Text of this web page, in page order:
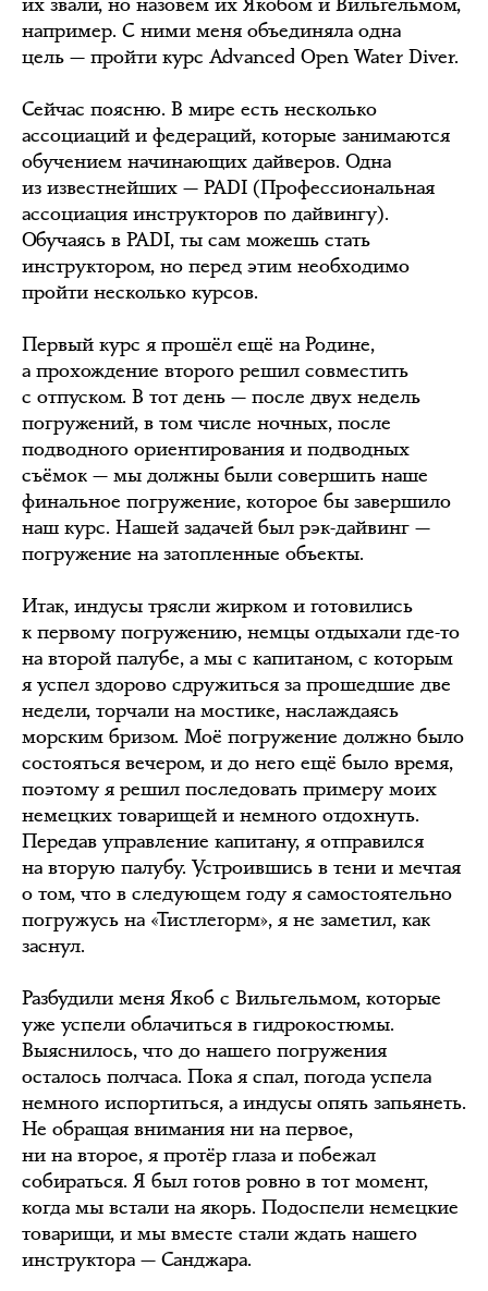
например. С ними меня объединяла одна
цель — пройти курс Advanced Open Water Diver.
Сейчас поясню. В мире есть несколько
ассоциаций и федераций, которые занимаются
обучением начинающих дайверов. Одна
из известнейших — PADI (Профессиональная
ассоциация инструкторов по дайвингу).
Обучаясь в PADI, ты сам можешь стать
инструктором, но перед этим необходимо
пройти несколько курсов.
Первый курс я прошёл ещё на Родине,
а прохождение второго решил совместить
с отпуском. В тот день — после двух недель
погружений, в том числе ночных, после
подводного ориентирования и подводных
съёмок — мы должны были совершить наше
финальное погружение, которое бы завершило
наш курс. Нашей задачей был рэк-дайвинг —
погружение на затопленные объекты.
Итак, индусы трясли жирком и готовились
к первому погружению, немцы отдыхали где-то
на второй палубе, а мы с капитаном, с которым
я успел здорово сдружиться за прошедшие две
недели, торчали на мостике, наслаждаясь
морским бризом. Моё погружение должно было
состояться вечером, и до него ещё было время,
поэтому я решил последовать примеру моих
немецких товарищей и немного отдохнуть.
Передав управление капитану, я отправился
на вторую палубу. Устроившись в тени и мечтая
о том, что в следующем году я самостоятельно
погружусь на «Тистлегорм», я не заметил, как
заснул.
Разбудили меня Якоб с Вильгельмом, которые
уже успели облачиться в гидрокостюмы.
Выяснилось, что до нашего погружения
осталось полчаса. Пока я спал, погода успела
немного испортиться, а индусы опять запьянеть.
Не обращая внимания ни на первое,
ни на второе, я протёр глаза и побежал
собираться. Я был готов ровно в тот момент,
когда мы встали на якорь. Подоспели немецкие
товарищи, и мы вместе стали ждать нашего
инструктора — Санджара.